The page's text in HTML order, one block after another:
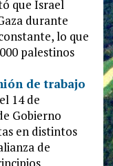
que Israel
durante
lo que
palestinos
de trabajo
14 de
Gobierno
en distintos
de